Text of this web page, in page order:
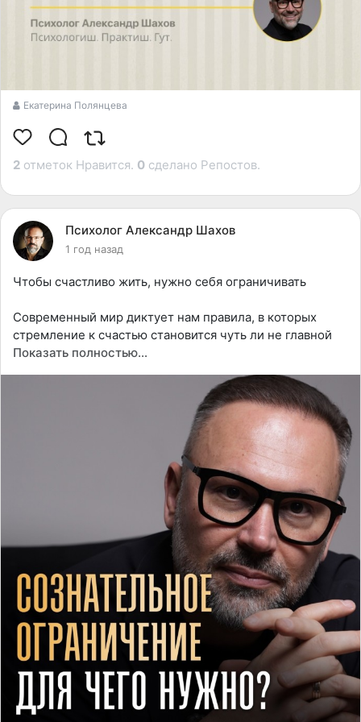
Екатерина Полянцева
2 отметок Нравится. 0 сделано Репостов.
Психолог Александр Шахов
1 год назад
Чтобы счастливо жить, нужно себя ограничивать
Современный мир диктует нам правила, в которых
стремление к счастью становится чуть ли не главной
целью жизни. Со всех сторон на нас обрушиваются
Однако, чем больше мы погружаемся в это постоянное
стремление к удовольствиям, тем меньше они
приносят нам удовлетворение. В этой статье я
постараюсь объяснить, почему счастье — это не цель,
а побочный продукт, и почему важно уметь себя
ограничивать, чтобы жить по-настоящему полноценно.
Счастье — это побочный продукт
Прежде всего, важно понять, что счастье — это
состояние, которое приходит, когда мы достигаем
чего-то более значимого, чем просто стремление к
удовольствиям. Люди часто заблуждаются, считая, что
счастье можно сделать конечной целью, но в
реальности это невозможно.
Счастье возникает не как результат прямого усилия, а
как естественный отклик на достижение целей,
исполнение предназначения или выполнение важных
Показать полностью…